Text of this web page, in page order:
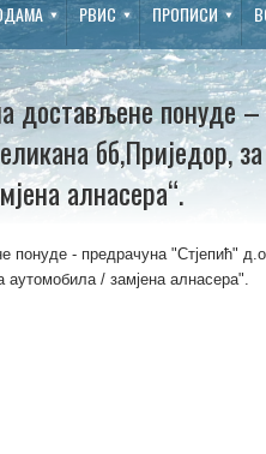
РВИС ПРОПИСИ
достављене понуде
бб,Приједор,
алнасера“.
понуде - предрачуна "Стјепић"
аутомобила / замјена алнасера".